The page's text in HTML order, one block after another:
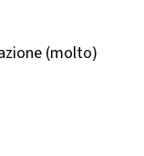
(molto)